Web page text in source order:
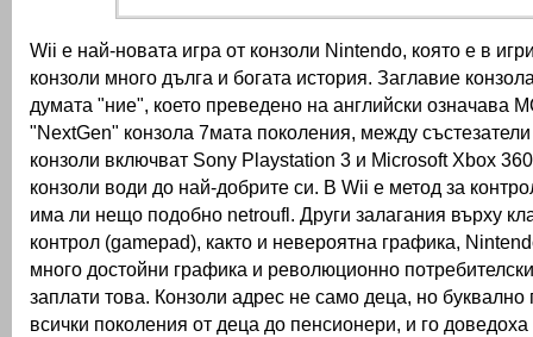
Wii е най-новата игра от конзоли Nintendo, която е в
конзоли много дълга и богата история. Заглавие
думата "ние", което преведено на английски означава
"NextGen" конзола 7мата поколения, между
конзоли включват Sony Playstation 3 и Microsoft Xbox
конзоли води до най-добрите си. В Wii е метод за
има ли нещо подобно netroufl. Други залагания върху
контрол (gamepad), както и невероятна графика,
много достойни графика и революционно
заплати това. Конзоли адрес не само деца, но буквално
всички поколения от деца до пенсионери, и го